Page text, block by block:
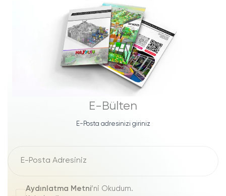
E-Bülten
E-Posta adresinizi giriniz
Aydınlatma Metni’ni Okudum.